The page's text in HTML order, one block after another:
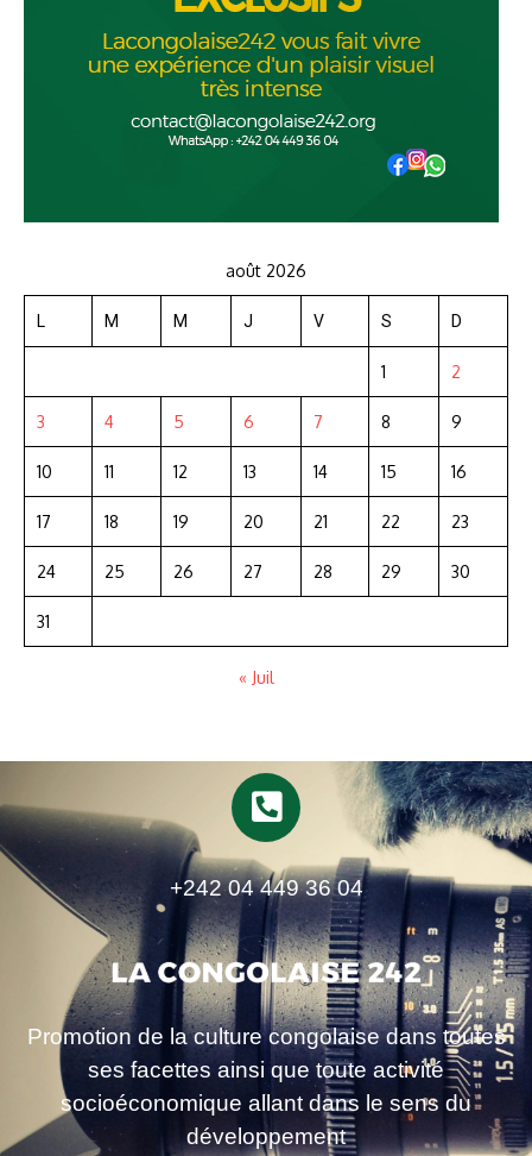
août 2026
L M M J V S D
1 2
3 4 5 6 7 8 9
10 11 12 13 14 15 16
17 18 19 20 21 22 23
24 25 26 27 28 29 30
31
« Juil
+242 04 449 36 04
Promotion de la culture congolaise dans toutes
ses facettes ainsi que toute activité
socioéconomique allant dans le sens du
développement